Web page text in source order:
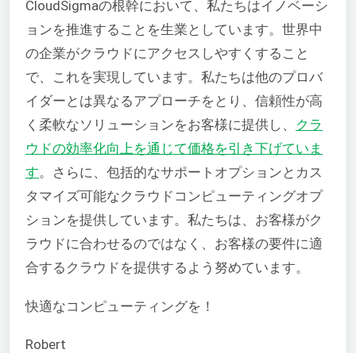
CloudSigmaの根幹において、私たちはイノベーシ
ョンを推進することを生業としています。世界中
の企業がクラウドにアクセスしやすくすること
で、これを実現しています。私たちは他のプロバ
イダーとは異なるアプローチをとり、信頼性が高
く柔軟なソリューションをお客様に提供し、 クラ
ウドの効率化向上を通じて価格を引き下げていま
す。さらに、包括的なサポートオプションとカス
タマイズ可能なクラウドコンピューティングオプ
ションを提供しています。私たちは、お客様がク
ラウドに合わせるのではなく、お客様の要件に適
合するクラウドを提供するよう努めています。
快適なコンピューティングを！
Robert